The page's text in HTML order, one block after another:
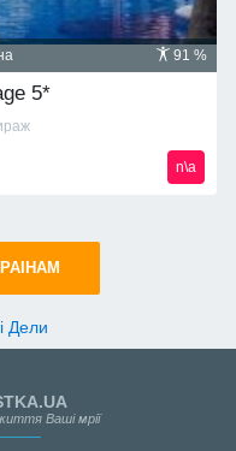
91 %
5*
n\a
Дели
Ваші мрії